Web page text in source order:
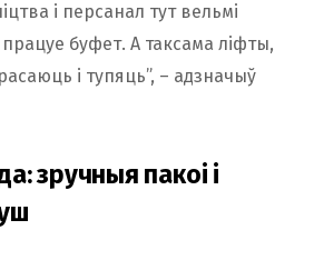
і персанал тут вельмі
буфет. А таксама ліфты,
і тупяць”, – адзначыў
зручныя пакоі і